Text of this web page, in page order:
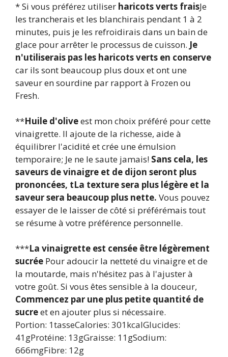
* Si vous préférez utiliser haricots verts fraisJe
les trancherais et les blanchirais pendant 1 à 2
minutes, puis je les refroidirais dans un bain de
glace pour arrêter le processus de cuisson. Je
n'utiliserais pas les haricots verts en conserve
car ils sont beaucoup plus doux et ont une
saveur en sourdine par rapport à Frozen ou
Fresh.
**Huile d'oliveest mon choix préféré pour cette
vinaigrette. Il ajoute de la richesse, aide à
équilibrer l'acidité et crée une émulsion
temporaire; Je ne le saute jamais! Sans cela, les
saveurs de vinaigre et de dijon seront plus
prononcées, tLa texture sera plus légère et la
saveur sera beaucoup plus nette. Vous pouvez
essayer de le laisser de côté si préférémais tout
se résume à votre préférence personnelle.
***La vinaigrette est censée être légèrement
sucrée Pour adoucir la netteté du vinaigre et de
la moutarde, mais n'hésitez pas à l'ajuster à
votre goût. Si vous êtes sensible à la douceur,
Commencez par une plus petite quantité de
sucreet en ajouter plus si nécessaire.
Portion: 1tasseCalories: 301kcalGlucides:
41gProtéine: 13gGraisse: 11gSodium:
666mgFibre: 12g